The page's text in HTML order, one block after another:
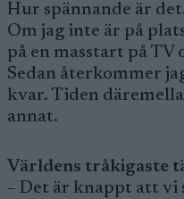
Hur spännande är
Om jag inte är på
på en masstart på TV
Sedan återkommer
kvar. Tiden
annat.
Världens tråkigaste
– Det är knappt att